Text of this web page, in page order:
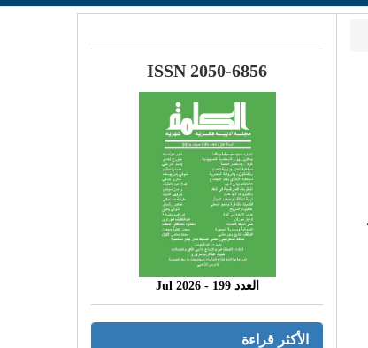
ISSN 2050-6856
العدد 199 - 2026 Jul
الأكثر قراءة